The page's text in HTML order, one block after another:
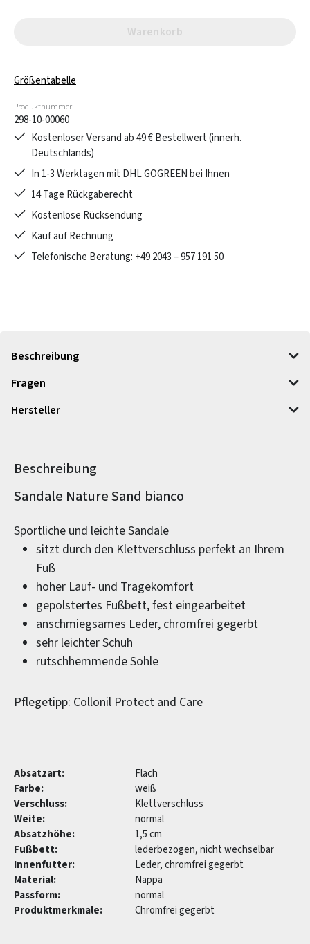
Warenkorb
Größentabelle
Produktnummer:
298-10-00060
Kostenloser Versand ab 49 € Bestellwert (innerh.
Deutschlands)
In 1-3 Werktagen mit DHL GOGREEN bei Ihnen
14 Tage Rückgaberecht
Kostenlose Rücksendung
Kauf auf Rechnung
Telefonische Beratung: +49 2043 – 957 191 50
Beschreibung
Fragen
Hersteller
Beschreibung
Produktinformationen
Sandale Nature Sand bianco
Sportliche und leichte Sandale
sitzt durch den Klettverschluss perfekt an Ihrem
Fuß
hoher Lauf- und Tragekomfort
gepolstertes Fußbett, fest eingearbeitet
anschmiegsames Leder, chromfrei gegerbt
sehr leichter Schuh
rutschhemmende Sohle
Pflegetipp: Collonil Protect and Care
Absatzart:
Flach
Farbe:
weiß
Verschluss:
Klettverschluss
Weite:
normal
Absatzhöhe:
1,5 cm
Fußbett:
lederbezogen, nicht wechselbar
Innenfutter:
Leder, chromfrei gegerbt
Material:
Nappa
Passform:
normal
Produktmerkmale:
Chromfrei gegerbt